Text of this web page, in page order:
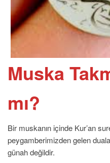
Muska
mı?
Bir muskanın içinde Kur’an
peygamberimizden gelen
günah değildir.